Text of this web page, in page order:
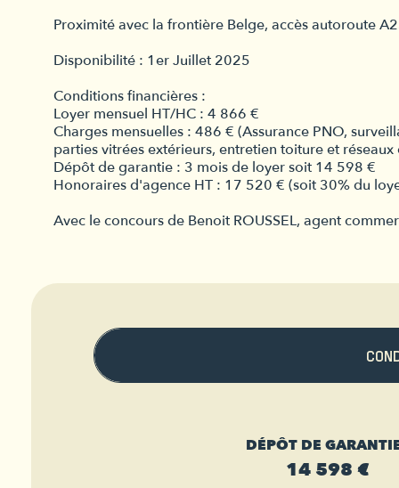
Proximité avec la frontière Belge, accès autoroute
Disponibilité : 1er Juillet 2025
Conditions financières :
Loyer mensuel HT/HC : 4 866 €
Charges mensuelles : 486 € (Assurance PNO,
parties vitrées extérieurs, entretien toiture et
Dépôt de garantie : 3 mois de loyer soit 14 598 €
Honoraires d'agence HT : 17 520 € (soit 30% du
Avec le concours de Benoit ROUSSEL, agent
DÉPÔT DE
14 598 €